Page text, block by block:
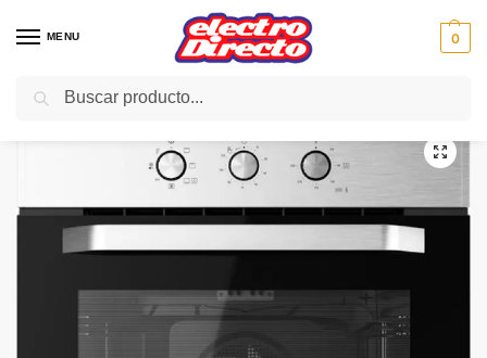
MENU 0
Inicio Gama blanca Hornos